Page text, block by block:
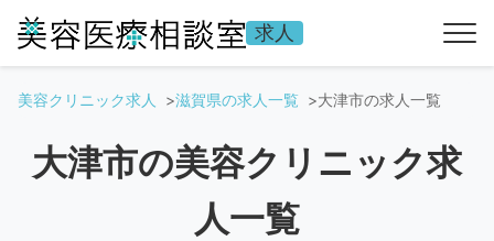
求人
美容クリニック求人 滋賀県の求人一覧 大津市の求人一覧
大津市の美容クリニック求
人一覧